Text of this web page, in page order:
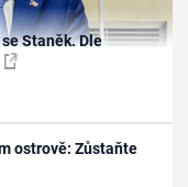
Staněk. Dle
ostrově: Zůstaňte